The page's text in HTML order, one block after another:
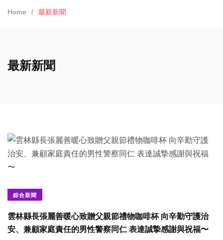
Home 最新新聞
最新新聞
綜合新聞
雲林縣長張麗善暖心致贈父親節禮物咖啡杯 向辛勤守護治
安、兼顧家庭責任的男性警察同仁 表達誠摯感謝與祝福〜